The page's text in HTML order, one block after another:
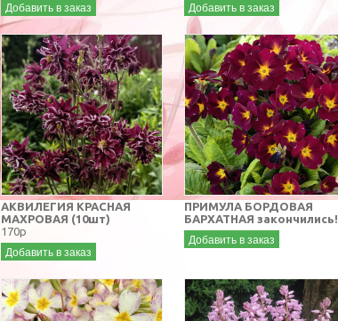
Добавить в заказ Добавить в заказ
АКВИЛЕГИЯ КРАСНАЯ
МАХРОВАЯ (10шт)
170р
Добавить в заказ
ПРИМУЛА БОРДОВАЯ
БАРХАТНАЯ закончились!
Добавить в заказ